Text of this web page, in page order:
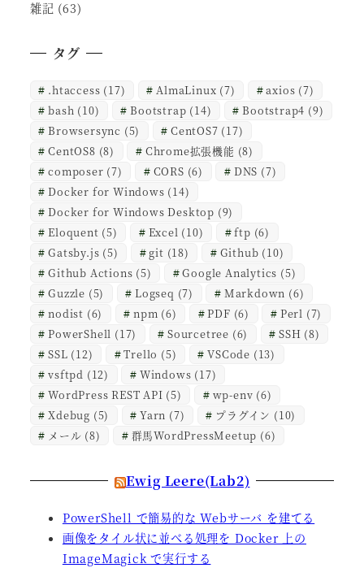
雑記 (63)
タグ
.htaccess (17) AlmaLinux (7) axios (7)
bash (10) Bootstrap (14) Bootstrap4 (9)
Browsersync (5) CentOS7 (17)
CentOS8 (8) Chrome拡張機能 (8)
composer (7) CORS (6) DNS (7)
Docker for Windows (14)
Docker for Windows Desktop (9)
Eloquent (5) Excel (10) ftp (6)
Gatsby.js (5) git (18) Github (10)
Github Actions (5) Google Analytics (5)
Guzzle (5) Logseq (7) Markdown (6)
nodist (6) npm (6) PDF (6) Perl (7)
PowerShell (17) Sourcetree (6) SSH (8)
SSL (12) Trello (5) VSCode (13)
vsftpd (12) Windows (17)
WordPress REST API (5) wp-env (6)
Xdebug (5) Yarn (7) プラグイン (10)
メール (8) 群馬WordPressMeetup (6)
Ewig Leere(Lab2)
PowerShell で簡易的な Webサーバ を建てる
画像をタイル状に並べる処理を Docker 上の
ImageMagick で実行する